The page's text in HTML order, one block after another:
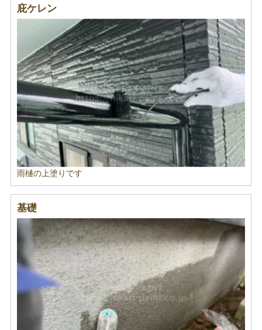
庇ケレン
雨樋の上塗りです
基礎